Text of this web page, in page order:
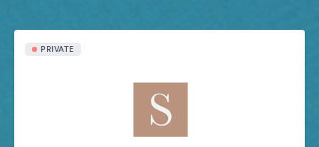
PRIVATE